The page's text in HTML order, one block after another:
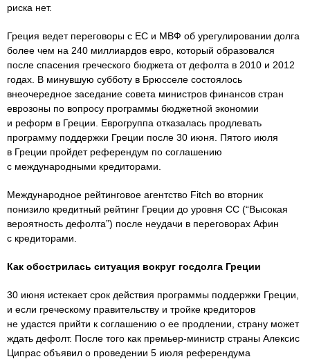
риска нет.
Греция ведет переговоры с ЕС и МВФ об урегулировании долга
более чем на 240 миллиардов евро, который образовался
после спасения греческого бюджета от дефолта в 2010 и 2012
годах. В минувшую субботу в Брюсселе состоялось
внеочередное заседание совета министров финансов стран
еврозоны по вопросу программы бюджетной экономии
и реформ в Греции. Еврогруппа отказалась продлевать
программу поддержки Греции после 30 июня. Пятого июля
в Греции пройдет референдум по соглашению
с международными кредиторами.
Международное рейтинговое агентство Fitch во вторник
понизило кредитный рейтинг Греции до уровня СС (“Высокая
вероятность дефолта”) после неудачи в переговорах Афин
с кредиторами.
Как обострилась ситуация вокруг госдолга Греции
30 июня истекает срок действия программы поддержки Греции,
и если греческому правительству и тройке кредиторов
не удастся прийти к соглашению о ее продлении, страну может
ждать дефолт. После того как премьер-министр страны Алексис
Ципрас объявил о проведении 5 июля референдума